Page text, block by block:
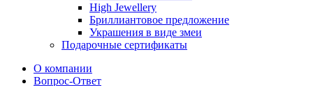
High Jewellery
Бриллиантовое предложение
Украшения в виде змеи
Подарочные сертификаты
О компании
Вопрос-Ответ